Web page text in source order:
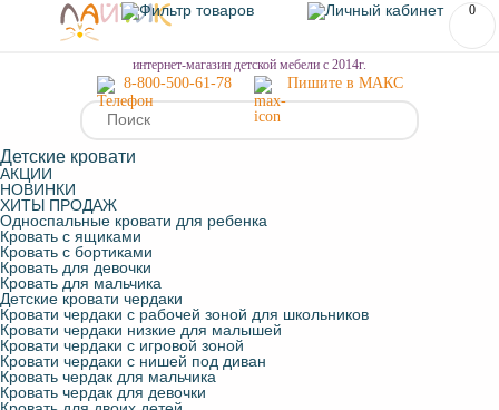
МЕНЮ
0
интернет-магазин детской мебели с 2014г.
8-800-500-61-78 Пишите в МАКС
Детские кровати
АКЦИИ
НОВИНКИ
ХИТЫ ПРОДАЖ
Односпальные кровати для ребенка
Кровать с ящиками
Кровать с бортиками
Кровать для девочки
Кровать для мальчика
Детские кровати чердаки
Кровати чердаки с рабочей зоной для школьников
Кровати чердаки низкие для малышей
Кровати чердаки с игровой зоной
Кровати чердаки с нишей под диван
Кровать чердак для мальчика
Кровать чердак для девочки